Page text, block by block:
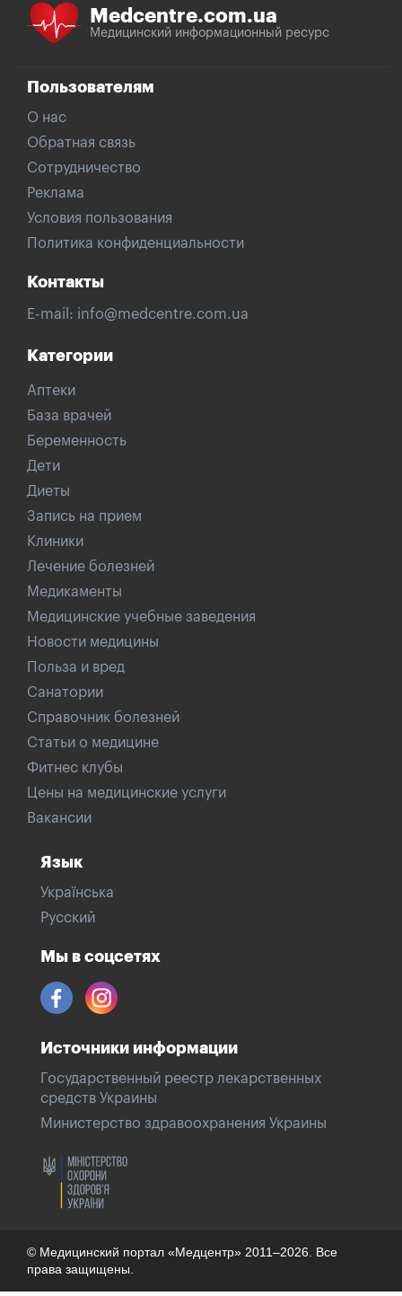
Medcentre.com.ua
Медицинский информационный ресурс
Пользователям
О нас
Обратная связь
Сотрудничество
Реклама
Условия пользования
Политика конфиденциальности
Контакты
E-mail: info@medcentre.com.ua
Категории
Аптеки
База врачей
Беременность
Дети
Диеты
Запись на прием
Клиники
Лечение болезней
Медикаменты
Медицинские учебные заведения
Новости медицины
Польза и вред
Санатории
Справочник болезней
Статьи о медицине
Фитнес клубы
Цены на медицинские услуги
Вакансии
Язык
Українська
Русский
Мы в соцсетях
Источники информации
Государственный реестр лекарственных
средств Украины
Министерство здравоохранения Украины
© Медицинский портал «Медцентр» 2011–2026. Все
права защищены.